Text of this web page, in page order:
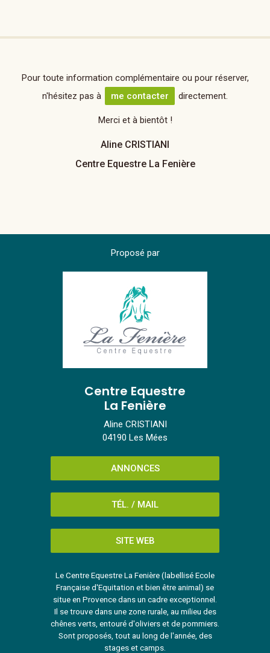
Pour toute information complémentaire ou pour réserver,
n'hésitez pas à
me contacter directement.
Merci et à bientôt !
Aline CRISTIANI
Centre Equestre La Fenière
Proposé par
Centre Equestre
La Fenière
Aline CRISTIANI
04190 Les Mées
ANNONCES
TÉL. / MAIL
SITE WEB
Le Centre Equestre La Fenière (labellisé Ecole
Française d'Equitation et bien être animal) se
situe en Provence dans un cadre exceptionnel.
Il se trouve dans une zone rurale, au milieu des
chênes verts, entouré d'oliviers et de pommiers.
Sont proposés, tout au long de l'année, des
stages et camps.